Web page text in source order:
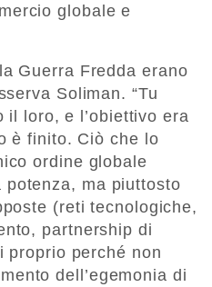
globale e
Guerra Fredda erano
Soliman. “Tu
loro, e l’obiettivo era
è finito. Ciò che lo
ordine globale
potenza, ma piuttosto
(reti tecnologiche,
partnership di
proprio perché non
dell’egemonia di